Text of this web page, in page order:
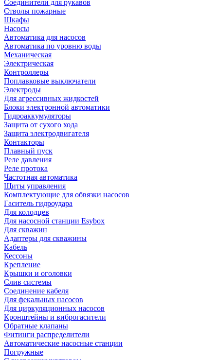
Соединители для рукавов
Стволы пожарные
Шкафы
Насосы
Автоматика для насосов
Автоматика по уровню воды
Механическая
Электрическая
Контроллеры
Поплавковые выключатели
Электроды
Для агрессивных жидкостей
Блоки электронной автоматики
Гидроаккумуляторы
Защита от сухого хода
Защита электродвигателя
Контакторы
Плавный пуск
Реле давления
Реле протока
Частотная автоматика
Щиты управления
Комплектующие для обвязки насосов
Гаситель гидроудара
Для колодцев
Для насосной станции Esybox
Для скважин
Адаптеры для скважины
Кабель
Кессоны
Крепление
Крышки и оголовки
Слив системы
Соединение кабеля
Для фекальных насосов
Для циркуляционных насосов
Кронштейны и виброгасители
Обратные клапаны
Фитинги распределители
Автоматические насосные станции
Погружные